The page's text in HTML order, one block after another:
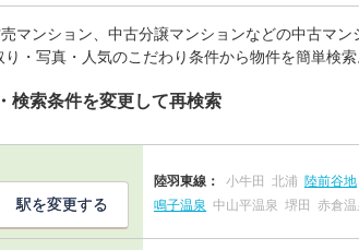
マンション、中古分譲マンションなどの中古マ
・写真・人気のこだわり条件から物件を簡単検
検索条件を変更して再検索
陸羽東線： 小牛田 北浦 陸前谷地
鳴子温泉 中山平温泉 堺田 赤倉温
駅を変更する